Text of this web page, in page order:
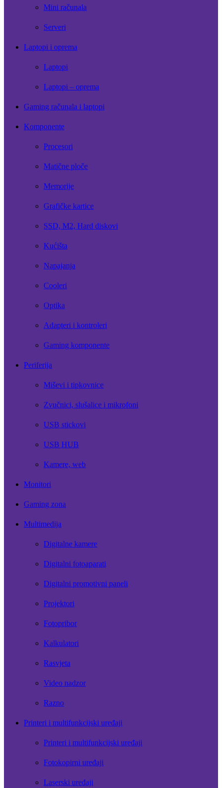
Mini računala
Serveri
Laptopi i oprema
Laptopi
Laptopi – oprema
Gaming računala i laptopi
Komponente
Procesori
Matične ploče
Memorije
Grafičke kartice
SSD, M2, Hard diskovi
Kućišta
Napajanja
Cooleri
Optika
Adapteri i kontroleri
Gaming komponente
Periferija
Miševi i tipkovnice
Zvučnici, slušalice i mikrofoni
USB stickovi
USB HUB
Kamere, web
Monitori
Gaming zona
Multimedija
Digitalne kamere
Digitalni fotoaparati
Digitalni promotivni paneli
Projektori
Fotopribor
Kalkulatori
Rasvjeta
Video nadzor
Razno
Printeri i multifunkcijski uređaji
Printeri i multifunkcijski uređaji
Fotokopirni uređaji
Laserski uređaji